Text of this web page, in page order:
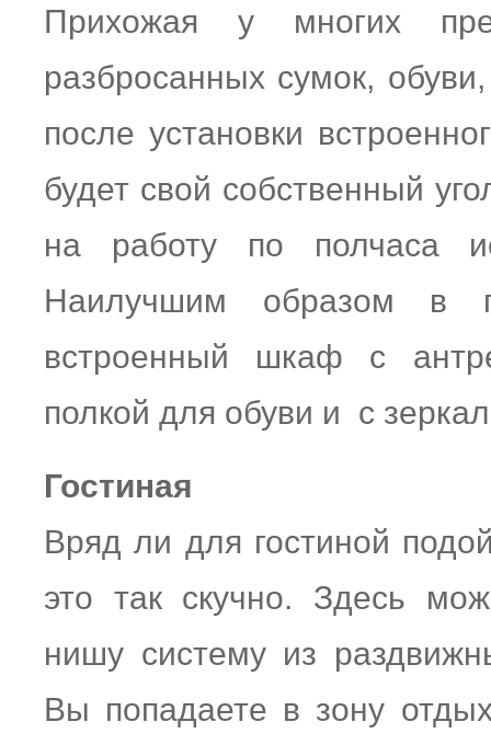
Прихожая у многих
разбросанных сумок,
после установки
будет свой собственный
на работу по полчаса
Наилучшим образом в
встроенный шкаф с
полкой для обуви и с
Гостиная
Вряд ли для гостиной
это так скучно. Здесь
нишу систему из
Вы попадаете в зону